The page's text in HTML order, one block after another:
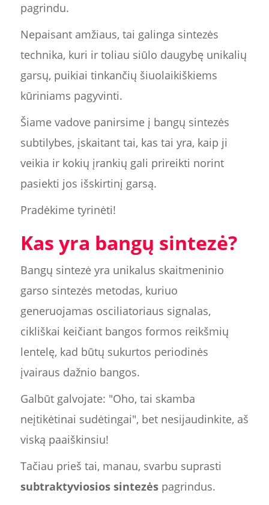
pagrindu.
Nepaisant amžiaus, tai galinga sintezės
technika, kuri ir toliau siūlo daugybę unikalių
garsų, puikiai tinkančių šiuolaikiškiems
kūriniams pagyvinti.
Šiame vadove panirsime į bangų sintezės
subtilybes, įskaitant tai, kas tai yra, kaip ji
veikia ir kokių įrankių gali prireikti norint
pasiekti jos išskirtinį garsą.
Pradėkime tyrinėti!
Kas yra bangų sintezė?
Bangų sintezė yra unikalus skaitmeninio
garso sintezės metodas, kuriuo
generuojamas osciliatoriaus signalas,
cikliškai keičiant bangos formos reikšmių
lentelę, kad būtų sukurtos periodinės
įvairaus dažnio bangos.
Galbūt galvojate: "Oho, tai skamba
neįtikėtinai sudėtingai", bet nesijaudinkite, aš
viską paaiškinsiu!
Tačiau prieš tai, manau, svarbu suprasti
subtraktyviosios sintezėspagrindus.